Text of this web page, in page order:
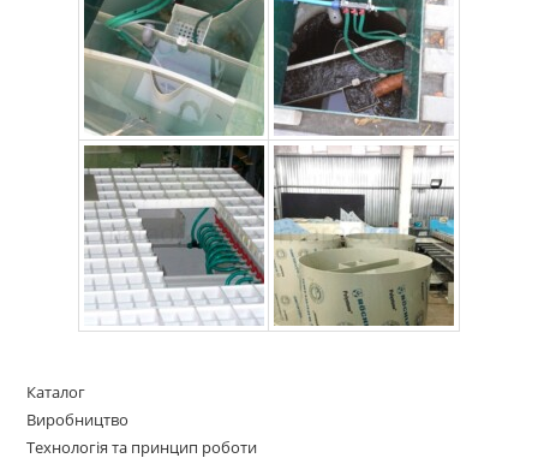
Каталог
Виробництво
Технологія та принцип роботи